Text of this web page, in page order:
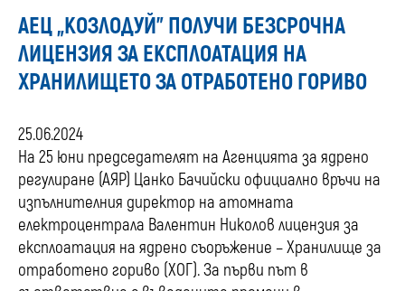
АЕЦ „КОЗЛОДУЙ” ПОЛУЧИ БЕЗСРОЧНА
ЛИЦЕНЗИЯ ЗА ЕКСПЛОАТАЦИЯ НА
ХРАНИЛИЩЕТО ЗА ОТРАБОТЕНО ГОРИВО
25.06.2024
На 25 юни председателят на Агенцията за ядрено
регулиране (АЯР) Цанко Бачийски официално връчи на
изпълнителния директор на атомната
електроцентрала Валентин Николов лицензия за
експлоатация на ядрено съоръжение – Хранилище за
отработено гориво (ХОГ). За първи път в